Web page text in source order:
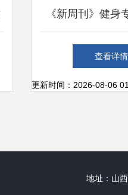
《新周刊》健身
材的趣味进化
查看详情
更新时间：2026-08-06
地址：山